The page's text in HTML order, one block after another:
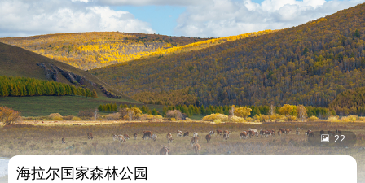
 22
海拉尔国家森林公园
